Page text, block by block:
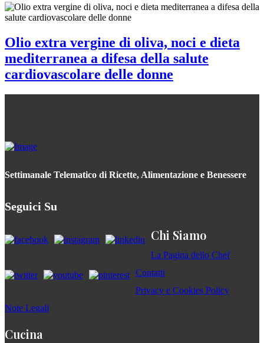
Olio extra vergine di oliva, noci e dieta
mediterranea a difesa della salute
cardiovascolare delle donne
Settimanale Telematico di Ricette, Alimentazione e Benessere
Seguici Su
Chi Siamo
La Pagina dello Chef
Contatti
Privacy e Cookies Policy
Note Legali
Cucina